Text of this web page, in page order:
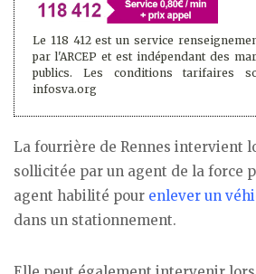
Le 118 412 est un service
par l'ARCEP et est indépendant des
publics. Les conditions tarifaires
infosva.org
La fourrière de Rennes intervient
sollicitée par un agent de la force
agent habilité pour enlever un
dans un stationnement.